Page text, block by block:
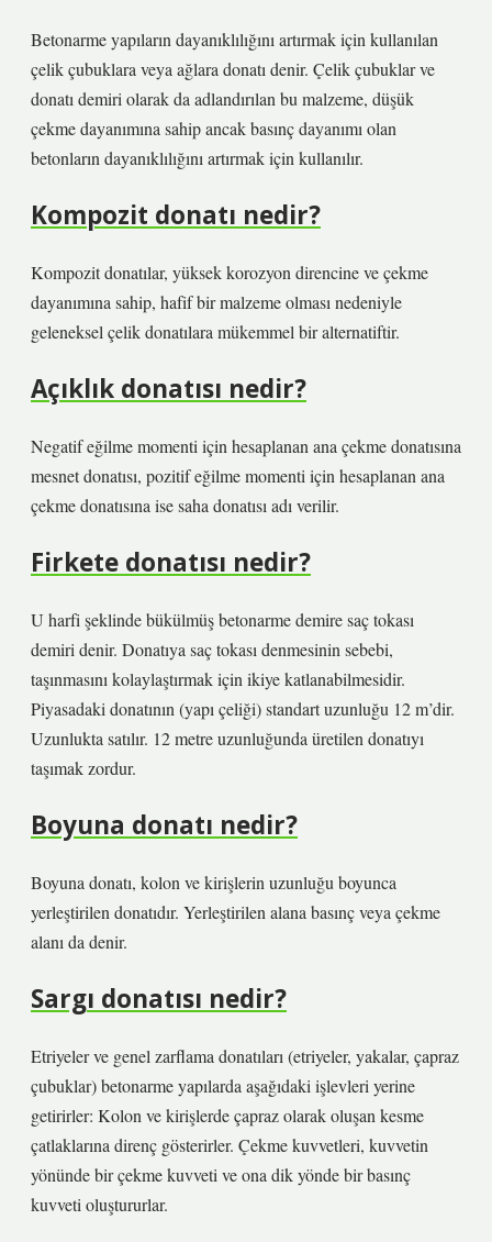
Betonarme yapıların dayanıklılığını artırmak için kullanılan
çelik çubuklara veya ağlara donatı denir. Çelik çubuklar ve
donatı demiri olarak da adlandırılan bu malzeme, düşük
çekme dayanımına sahip ancak basınç dayanımı olan
betonların dayanıklılığını artırmak için kullanılır.
Kompozit donatı nedir?
Kompozit donatılar, yüksek korozyon direncine ve çekme
dayanımına sahip, hafif bir malzeme olması nedeniyle
geleneksel çelik donatılara mükemmel bir alternatiftir.
Açıklık donatısı nedir?
Negatif eğilme momenti için hesaplanan ana çekme donatısına
mesnet donatısı, pozitif eğilme momenti için hesaplanan ana
çekme donatısına ise saha donatısı adı verilir.
Firkete donatısı nedir?
U harfi şeklinde bükülmüş betonarme demire saç tokası
demiri denir. Donatıya saç tokası denmesinin sebebi,
taşınmasını kolaylaştırmak için ikiye katlanabilmesidir.
Piyasadaki donatının (yapı çeliği) standart uzunluğu 12 m’dir.
Uzunlukta satılır. 12 metre uzunluğunda üretilen donatıyı
taşımak zordur.
Boyuna donatı nedir?
Boyuna donatı, kolon ve kirişlerin uzunluğu boyunca
yerleştirilen donatıdır. Yerleştirilen alana basınç veya çekme
alanı da denir.
Sargı donatısı nedir?
Etriyeler ve genel zarflama donatıları (etriyeler, yakalar, çapraz
çubuklar) betonarme yapılarda aşağıdaki işlevleri yerine
getirirler: Kolon ve kirişlerde çapraz olarak oluşan kesme
çatlaklarına direnç gösterirler. Çekme kuvvetleri, kuvvetin
yönünde bir çekme kuvveti ve ona dik yönde bir basınç
kuvveti oluştururlar.